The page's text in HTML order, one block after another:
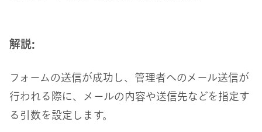
解説:
フォームの送信が成功し、管理者へのメール送信が
行われる際に、メールの内容や送信先などを指定す
る引数を設定します。